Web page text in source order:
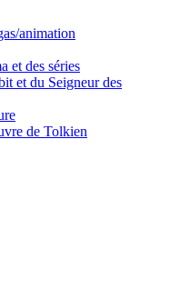
animation
et des séries
et du Seigneur des
de Tolkien